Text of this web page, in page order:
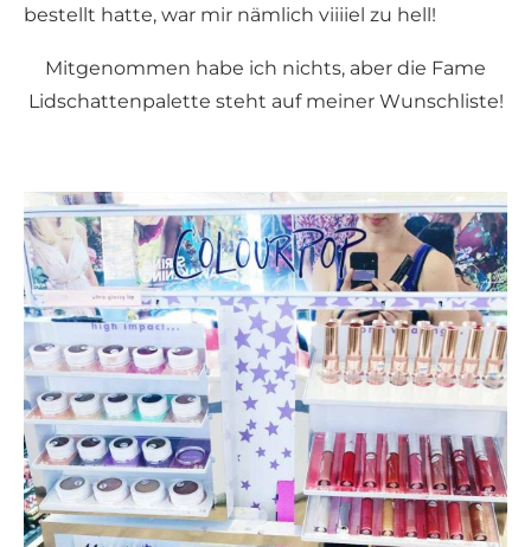
bestellt hatte, war mir nämlich viiiiel zu hell!
Mitgenommen habe ich nichts, aber die Fame
Lidschattenpalette steht auf meiner Wunschliste!